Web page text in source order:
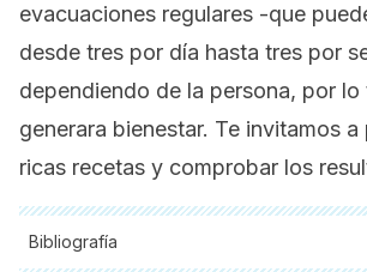
evacuaciones regulares -que
desde tres por día hasta tres por
dependiendo de la persona, por
generara bienestar. Te invitamos
ricas recetas y comprobar los
Bibliografía